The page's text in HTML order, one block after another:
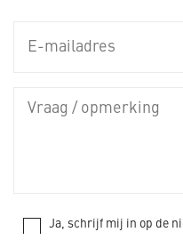
Ja, schrijf mij in op de